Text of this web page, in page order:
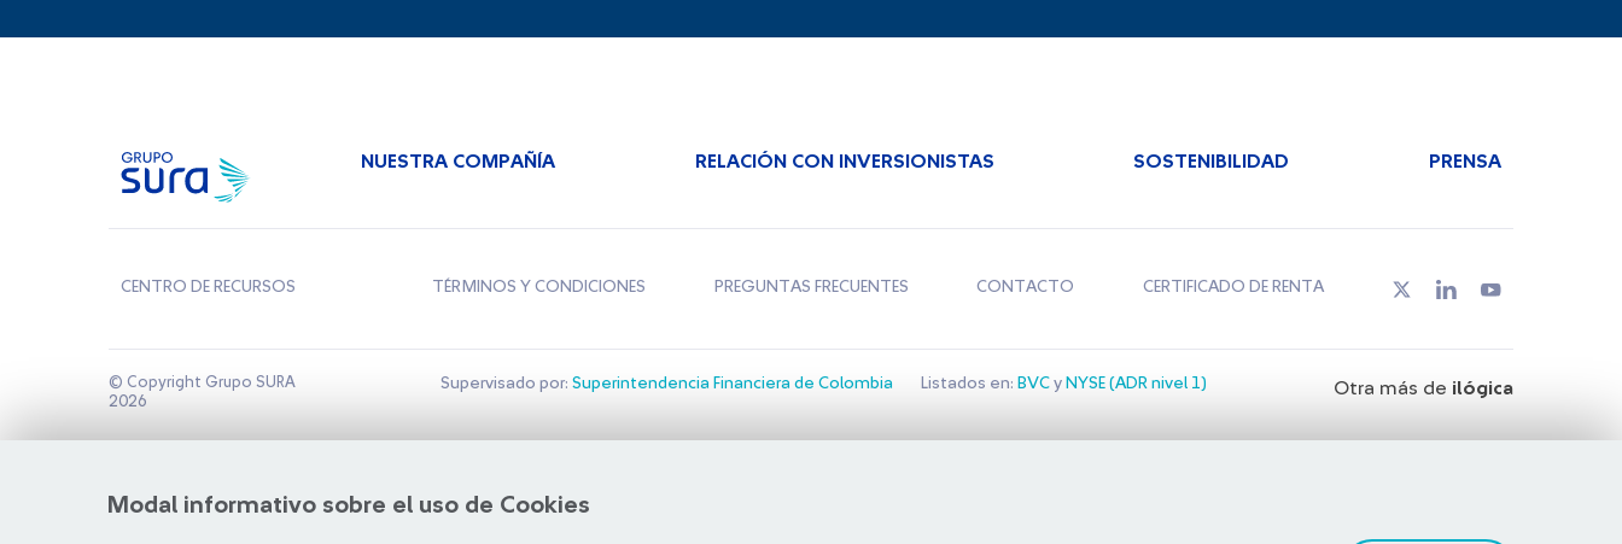
Modal informativo sobre el uso de Cookies
NUESTRA COMPAÑÍA RELACIÓN CON INVERSIONISTAS SOSTENIBILIDAD PRENSA
CENTRO DE RECURSOS TÉRMINOS Y CONDICIONES PREGUNTAS FRECUENTES CONTACTO CERTIFICADO DE RENTA
© Copyright Grupo SURA
2026
Supervisado por: Superintendencia Financiera de Colombia Listados en: BVCy NYSE (ADR nivel 1) Otra más de ilógica